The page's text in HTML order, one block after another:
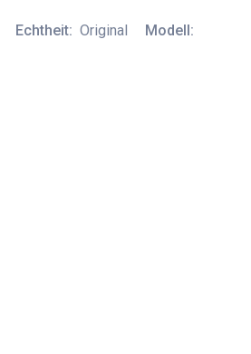
Echtheit: Original Modell: